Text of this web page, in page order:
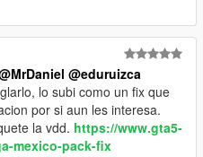
@eduruizca
lo subi como un fix que
por si aun les interesa.
la vdd. https://www.gta5-
mexico-pack-fix